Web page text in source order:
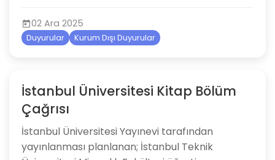
02 Ara 2025
Duyurular Kurum Dışı Duyurular
İstanbul Üniversitesi Kitap Bölüm
Çağrısı
İstanbul Üniversitesi Yayınevi tarafından
yayınlanması planlanan; İstanbul Teknik